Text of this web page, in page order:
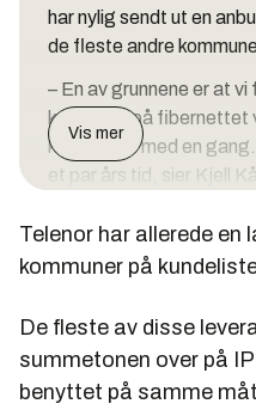
har nylig sendt ut en
de fleste andre
– En av grunnene er at
kapasitet på fibernettet
kommunen med en
et par års tid, sier Kjell
maskinvare,
der dagens ISDN-
millioner kroner
– Hvorvidt eksisterende
oppgraderes til IP eller
Vis mer
Telenor har allerede en
kommuner på
De fleste av disse
summetonen over på
benyttet på samme